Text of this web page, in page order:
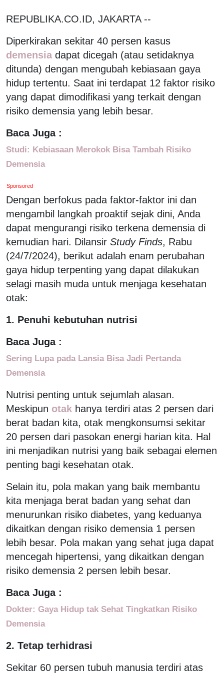
REPUBLIKA.CO.ID, JAKARTA --
Diperkirakan sekitar 40 persen kasus
demensia dapat dicegah (atau setidaknya
ditunda) dengan mengubah kebiasaan gaya
hidup tertentu. Saat ini terdapat 12 faktor risiko
yang dapat dimodifikasi yang terkait dengan
risiko demensia yang lebih besar.
Baca Juga :
Studi: Kebiasaan Merokok Bisa Tambah Risiko
Demensia
Sponsored
Dengan berfokus pada faktor-faktor ini dan
mengambil langkah proaktif sejak dini, Anda
dapat mengurangi risiko terkena demensia di
kemudian hari. Dilansir Study Finds, Rabu
(24/7/2024), berikut adalah enam perubahan
gaya hidup terpenting yang dapat dilakukan
selagi masih muda untuk menjaga kesehatan
otak:
1. Penuhi kebutuhan nutrisi
Baca Juga :
Sering Lupa pada Lansia Bisa Jadi Pertanda
Demensia
Nutrisi penting untuk sejumlah alasan.
Meskipun otak hanya terdiri atas 2 persen dari
berat badan kita, otak mengkonsumsi sekitar
20 persen dari pasokan energi harian kita. Hal
ini menjadikan nutrisi yang baik sebagai elemen
penting bagi kesehatan otak.
Selain itu, pola makan yang baik membantu
kita menjaga berat badan yang sehat dan
menurunkan risiko diabetes, yang keduanya
dikaitkan dengan risiko demensia 1 persen
lebih besar. Pola makan yang sehat juga dapat
mencegah hipertensi, yang dikaitkan dengan
risiko demensia 2 persen lebih besar.
Baca Juga :
Dokter: Gaya Hidup tak Sehat Tingkatkan Risiko
Demensia
2. Tetap terhidrasi
Sekitar 60 persen tubuh manusia terdiri atas